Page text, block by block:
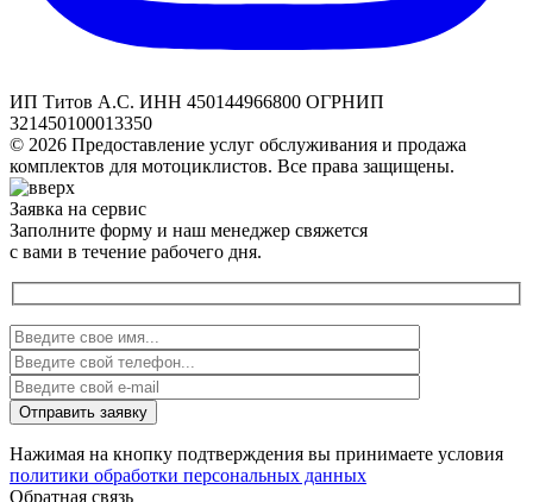
ИП Титов А.С. ИНН 450144966800 ОГРНИП
321450100013350
© 2026 Предоставление услуг обслуживания и продажа
комплектов для мотоциклистов. Все права защищены.
Заявка на сервис
Заполните форму и наш менеджер свяжется
с вами в течение рабочего дня.
Нажимая на кнопку подтверждения вы принимаете условия
политики обработки персональных данных
Обратная связь